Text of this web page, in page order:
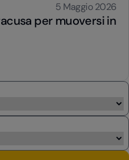
5 Maggio 2026
per muoversi in
per muoversi in auto